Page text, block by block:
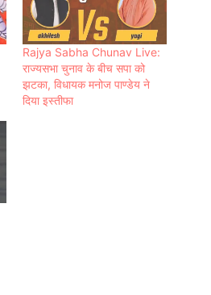
Rajya Sabha Chunav Live:
राज्यसभा चुनाव के बीच सपा को
झटका, विधायक मनोज पाण्डेय ने
दिया इस्तीफा